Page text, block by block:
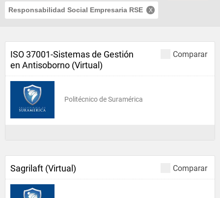
Responsabilidad Social Empresaria RSE
Comparar
ISO 37001-Sistemas de Gestión
en Antisoborno (Virtual)
Politécnico de Suramérica
Comparar
Sagrilaft (Virtual)